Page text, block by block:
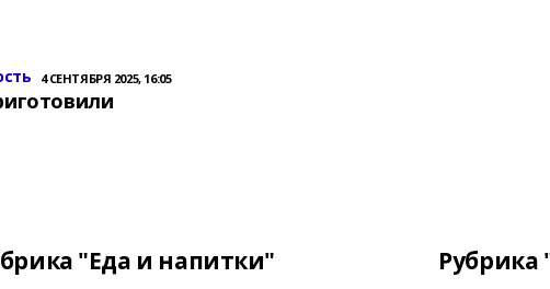
4 СЕНТЯБРЯ 2025, 16:05
"Еда и напитки"